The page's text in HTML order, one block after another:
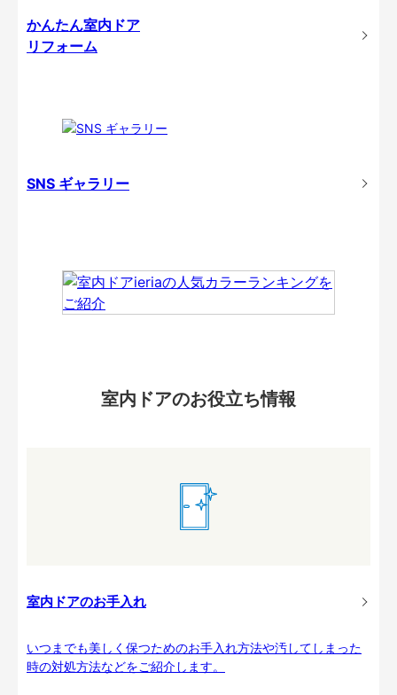
かんたん室内ドア
リフォーム
SNS ギャラリー
室内ドアのお役立ち情報
室内ドアのお手入れ
いつまでも美しく保つためのお手入れ方法や汚してしまった
時の対処方法などをご紹介します。